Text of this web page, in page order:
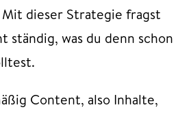
Mit dieser Strategie fragst
ständig, was du denn schon
Content, also Inhalte,